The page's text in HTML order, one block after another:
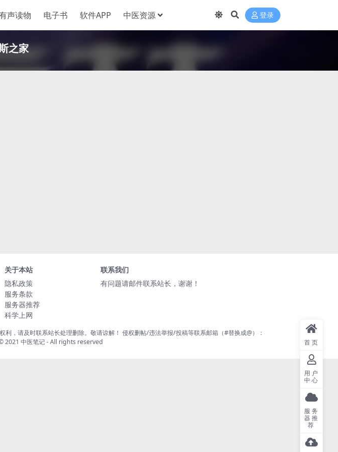
声读物 电子书 软件APP 中医资源 登录
之家
关于本站
隐私政策
服务条款
服务器推荐
科学上网
联系我们
有问题请邮件联系站长，谢谢！
，请及时联系站长处理删除。敬请谅解！ 侵权删帖/违法举报/投稿等联系邮箱（#替换成@）：
2021 中医笔记- All rights reserved 首页
用户
中心
服务
器推
荐